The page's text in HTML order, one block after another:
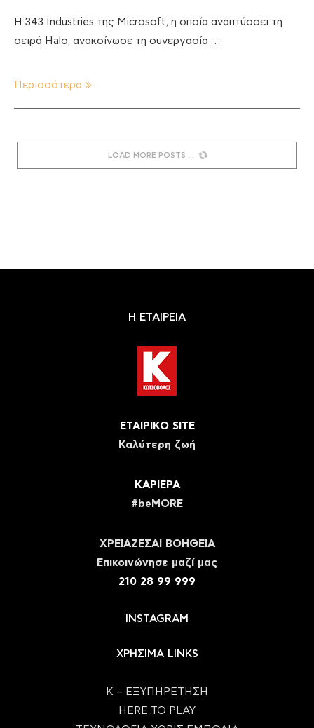
Η 343 Industries της Microsoft, η οποία αναπτύσσει τη
σειρά Halo, ανακοίνωσε τη συνεργασία …
Περισσότερα
LOAD MORE POSTS
Η ΕΤΑΙΡΕΙΑ
ΕΤΑΙΡΙΚΟ SITE
Καλύτερη ζωή
ΚΑΡΙΕΡΑ
#beMORE
ΧΡΕΙΑΖΕΣΑΙ ΒΟΗΘΕΙΑ
Eπικοινώνησε μαζί μας
210 28 99 999
INSTAGRAM
ΧΡΗΣΙΜΑ LINKS
Κ – ΕΞΥΠΗΡΕΤΗΣΗ
HERE TO PLAY